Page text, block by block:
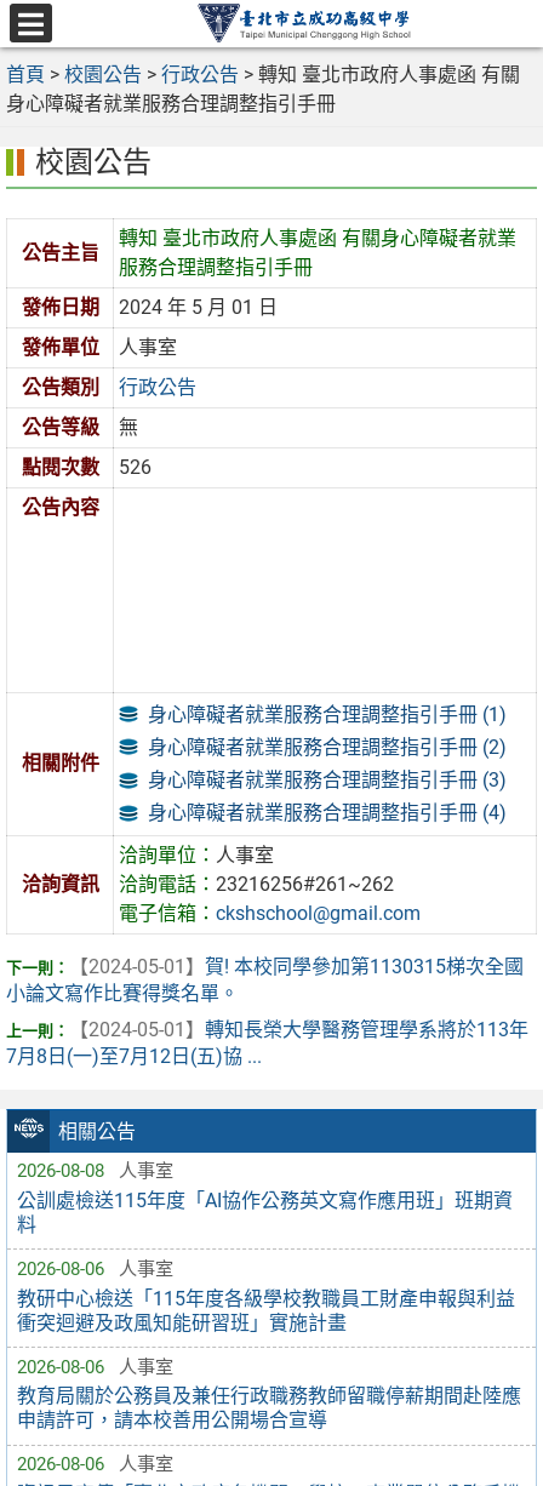
跳
至
主
要
區
選
單
首頁 > 校園公告 > 行政公告 > 轉知 臺北市政府人事處函 有關
身心障礙者就業服務合理調整指引手冊
相關公告
2026-08-08 人事室
公訓處檢送115年度「AI協作公務英文寫作應用班」班期資
料
2026-08-06 人事室
教研中心檢送「115年度各級學校教職員工財產申報與利益
衝突迴避及政風知能研習班」實施計畫
2026-08-06 人事室
教育局關於公務員及兼任行政職務教師留職停薪期間赴陸應
申請許可，請本校善用公開場合宣導
2026-08-06 人事室
校園公告
公告主旨
轉知 臺北市政府人事處函 有關身心障礙者就業
服務合理調整指引手冊
發佈日期
2024 年 5 月 01 日
發佈單位
人事室
公告類別
行政公告
公告等級
無
點閱次數
526
公告內容
相關附件
身心障礙者就業服務合理調整指引手冊 (1)
身心障礙者就業服務合理調整指引手冊 (2)
身心障礙者就業服務合理調整指引手冊 (3)
身心障礙者就業服務合理調整指引手冊 (4)
洽詢資訊
洽詢單位： 人事室
洽詢電話：23216256#261~262
電子信箱：ckshschool@gmail.com
【2024-05-01】 賀! 本校同學參加第1130315梯次全國
小論文寫作比賽得獎名單。
【2024-05-01】 轉知長榮大學醫務管理學系將於113年
7月8日(一)至7月12日(五)協 ...